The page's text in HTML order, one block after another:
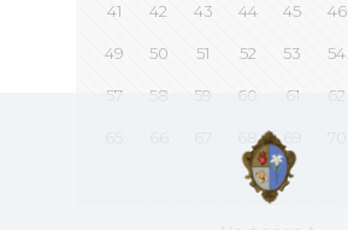
41 42 43 44 45 46
49 50 51 52 53 54
57 58 59 60 61 62
73